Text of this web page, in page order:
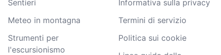
Sentieri
Meteo in montagna
Strumenti per
l'escursionismo
Informativa sulla privacy
Termini di servizio
Politica sui cookie